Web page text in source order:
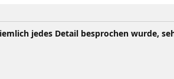
jedes Detail besprochen wurde,